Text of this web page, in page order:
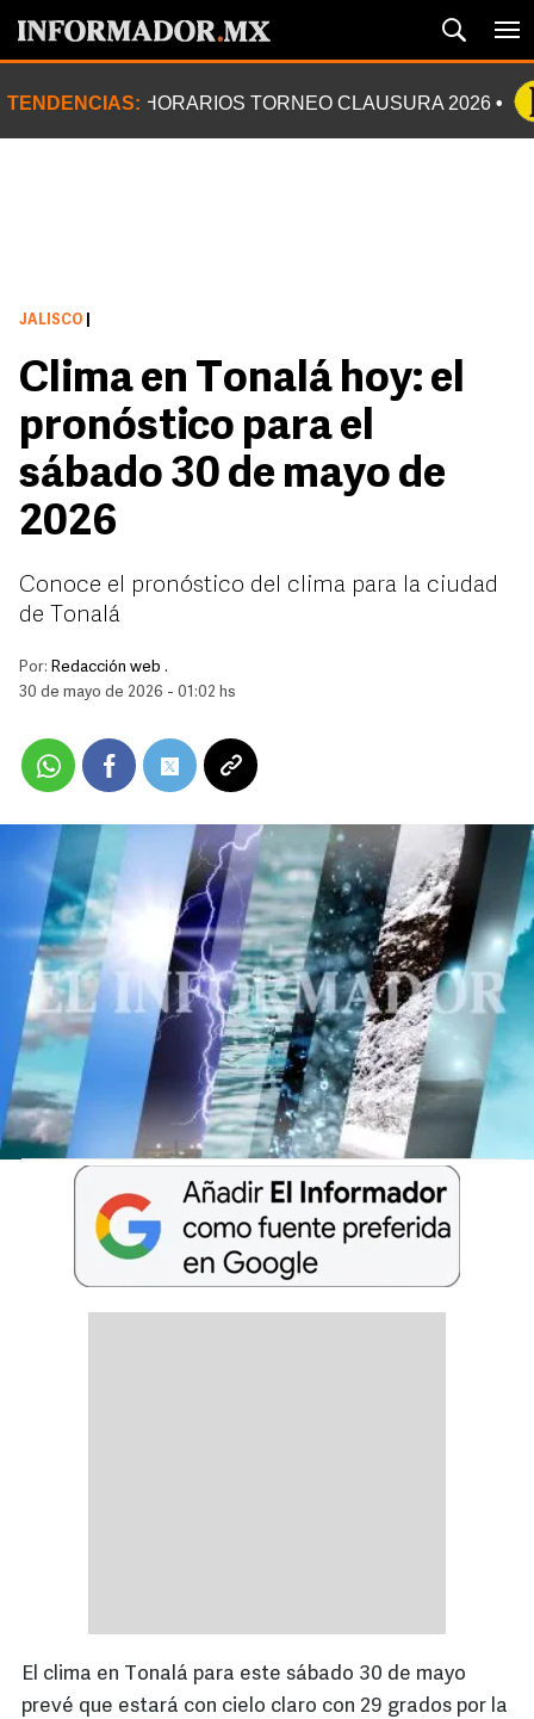
TENDENCIAS: HORARIOS TORNEO CLAUSURA 2026
JALISCO
Clima en Tonalá hoy: el
pronóstico para el
sábado 30 de mayo de
2026
Conoce el pronóstico del clima para la ciudad
de Tonalá
Por: Redacción web .
30 de mayo de 2026 - 01:02 hs
El clima en Tonalá para este sábado 30 de mayo
prevé que estará con cielo claro con 29 grados por la